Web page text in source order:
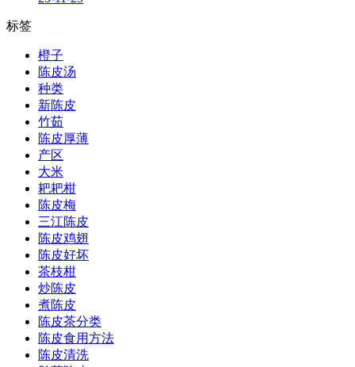
标签
橙子
陈皮汤
种类
新陈皮
竹茹
陈皮厚薄
产区
大米
耙耙柑
陈皮梅
三江陈皮
陈皮鸡翅
陈皮好坏
茶枝柑
炒陈皮
煮陈皮
陈皮茶分类
陈皮食用方法
陈皮清洗